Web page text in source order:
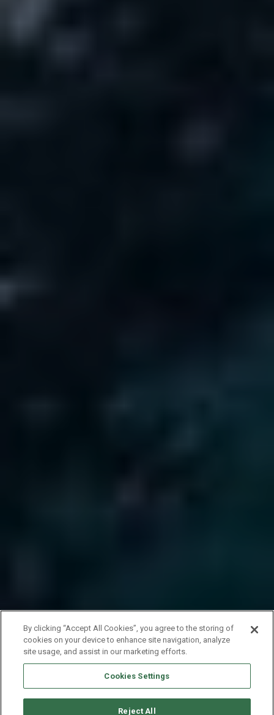
By clicking “Accept All Cookies”, you agree to the storing of
cookies on your device to enhance site navigation, analyze
site usage, and assist in our marketing efforts.
Cookies Settings
Reject All